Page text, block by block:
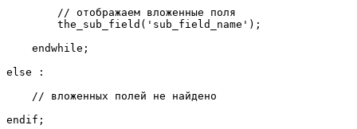
// отображаем вложенные поля
the_sub_field ( 'sub_field_name' ) ;
endwhile ;
else
:
// вложенных полей не найдено
endif ;